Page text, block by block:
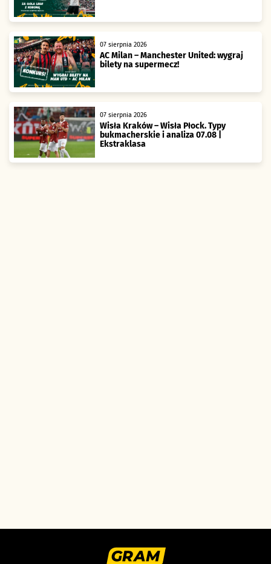
07 sierpnia 2026
AC Milan – Manchester United: wygraj
bilety na supermecz!
07 sierpnia 2026
Wisła Kraków – Wisła Płock. Typy
bukmacherskie i analiza 07.08 |
Ekstraklasa